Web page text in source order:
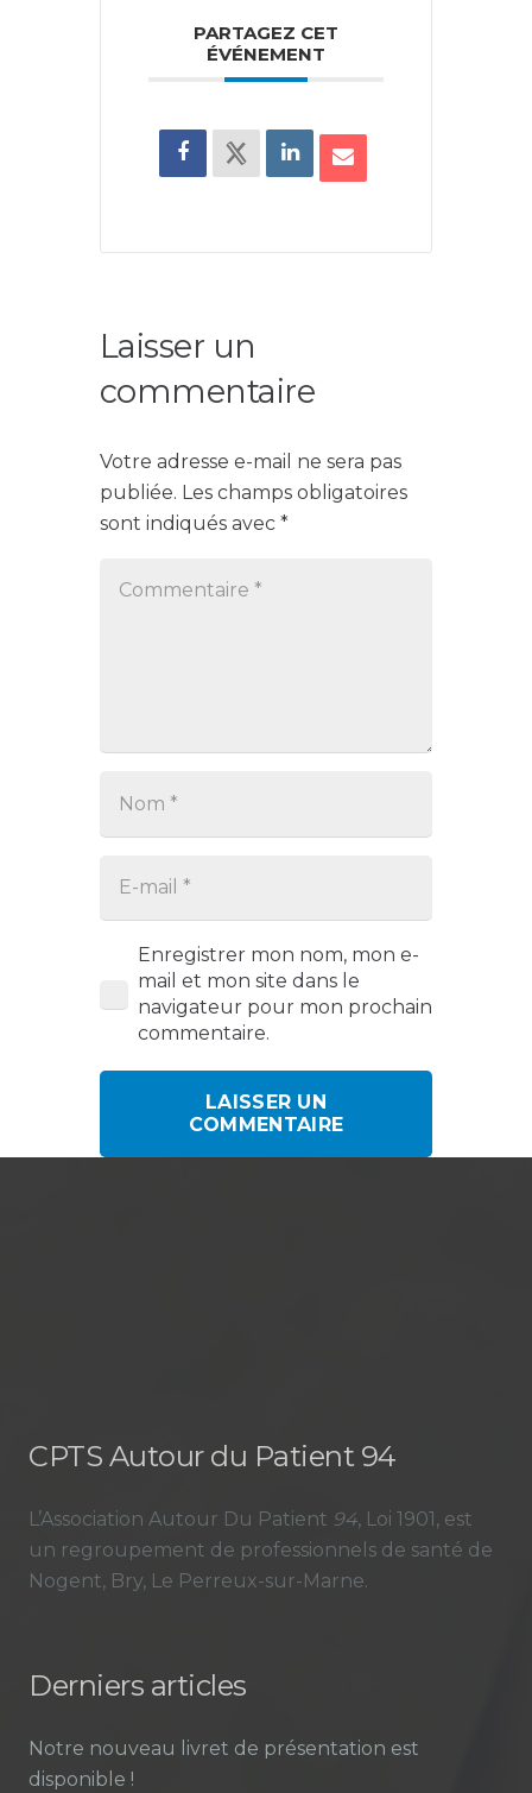
PARTAGEZ CET
ÉVÉNEMENT
Laisser un
commentaire
Votre adresse e-mail ne sera pas
publiée. Les champs obligatoires
sont indiqués avec *
Enregistrer mon nom, mon e-
mail et mon site dans le
navigateur pour mon prochain
commentaire.
LAISSER UN
COMMENTAIRE
CPTS Autour du Patient 94
L’Association Autour Du Patient 94, Loi 1901, est
un regroupement de professionnels de santé de
Nogent, Bry, Le Perreux-sur-Marne.
Derniers articles
Notre nouveau livret de présentation est
disponible !